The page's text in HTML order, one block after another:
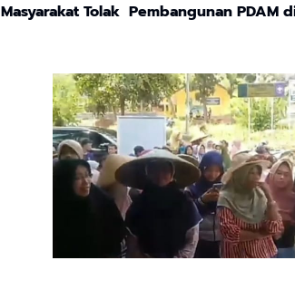
Masyarakat Tolak Pembangunan PDAM